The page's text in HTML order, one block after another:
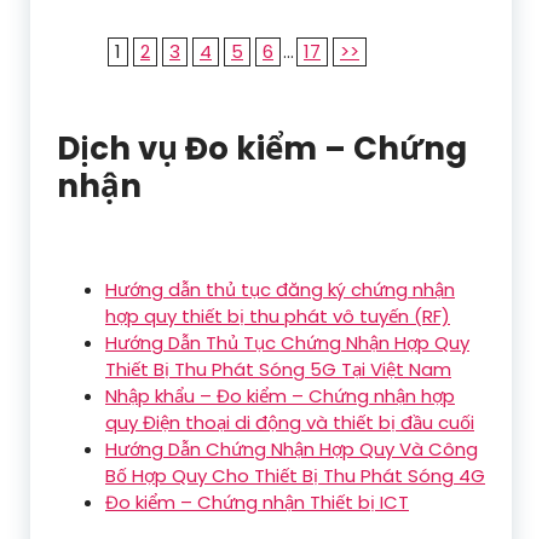
1 2 3 4 5 6 ... 17 >>
Dịch vụ Đo kiểm – Chứng
nhận
Hướng dẫn thủ tục đăng ký chứng nhận
hợp quy thiết bị thu phát vô tuyến (RF)
Hướng Dẫn Thủ Tục Chứng Nhận Hợp Quy
Thiết Bị Thu Phát Sóng 5G Tại Việt Nam
Nhập khẩu – Đo kiểm – Chứng nhận hợp
quy Điện thoại di động và thiết bị đầu cuối
Hướng Dẫn Chứng Nhận Hợp Quy Và Công
Bố Hợp Quy Cho Thiết Bị Thu Phát Sóng 4G
Đo kiểm – Chứng nhận Thiết bị ICT